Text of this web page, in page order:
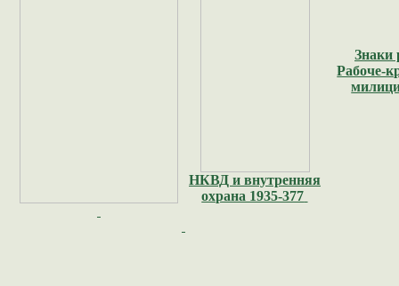
НКВД и внутренняя
охрана 1935-377
Знаки
Рабоче-